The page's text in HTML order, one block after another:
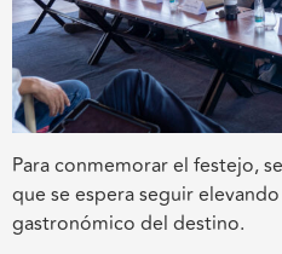
Para conmemorar el festejo,
que se espera seguir
gastronómico del destino.